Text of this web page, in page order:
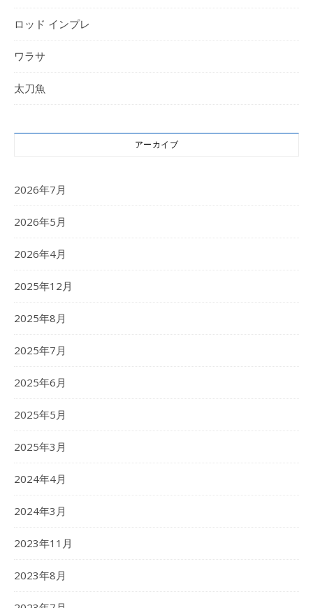
ロッド インプレ
ワラサ
太刀魚
アーカイブ
2026年7月
2026年5月
2026年4月
2025年12月
2025年8月
2025年7月
2025年6月
2025年5月
2025年3月
2024年4月
2024年3月
2023年11月
2023年8月